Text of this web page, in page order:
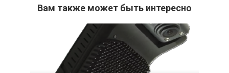
Вам также может быть интересно